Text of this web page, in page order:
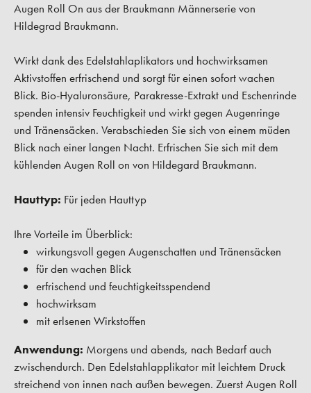
Augen Roll On aus der Braukmann Männerserie von
Hildegrad Braukmann.
Wirkt dank des Edelstahlaplikators und hochwirksamen
Aktivstoffen erfrischend und sorgt für einen sofort wachen
Blick. Bio-Hyaluronsäure, Parakresse-Extrakt und Eschenrinde
spenden intensiv Feuchtigkeit und wirkt gegen Augenringe
und Tränensäcken. Verabschieden Sie sich von einem müden
Blick nach einer langen Nacht. Erfrischen Sie sich mit dem
kühlenden Augen Roll on von Hildegard Braukmann.
Hauttyp: Für jeden Hauttyp
Ihre Vorteile im Überblick:
wirkungsvoll gegen Augenschatten und Tränensäcken
für den wachen Blick
erfrischend und feuchtigkeitsspendend
hochwirksam
mit erlsenen Wirkstoffen
Anwendung: Morgens und abends, nach Bedarf auch
zwischendurch. Den Edelstahlapplikator mit leichtem Druck
streichend von innen nach außen bewegen. Zuerst Augen Roll